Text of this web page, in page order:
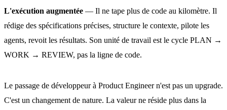
L'exécution augmentée — Il ne tape plus de code au kilomètre. Il
rédige des spécifications précises, structure le contexte, pilote les
agents, revoit les résultats. Son unité de travail est le cycle PLAN →
WORK → REVIEW, pas la ligne de code.
Le passage de développeur à Product Engineer n'est pas un upgrade.
C'est un changement de nature. La valeur ne réside plus dans la